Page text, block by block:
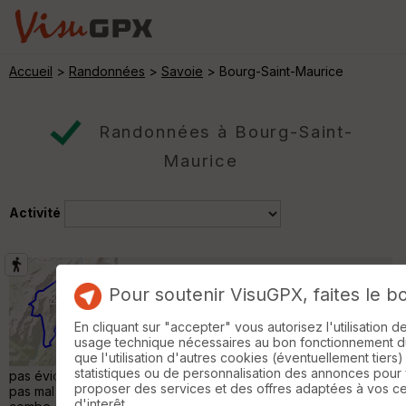
Accueil > Randonnées > Savoie > Bourg-Saint-Maurice
Randonnées à Bourg-Saint-
Maurice
Activité
Tour du Roignais (2 jours avec bivouac).
Belle boucle autour du massif du Roignais. A
faire sur 2 jours. Rando non référencée et
pas évidente, car elle combine plusieurs types de sentier, et
pas mal de hors-piste. Phase 1 Chemin carrossable jusqu'à la
Pour soutenir VisuGPX, faites le
En cliquant sur "accepter" vous autorisez l'utilisation
usage technique nécessaires au bon fonctionnement
que l'utilisation d'autres cookies (éventuellement
statistiques ou de personnalisation des annonces pour
proposer des services et des offres adaptées à vos